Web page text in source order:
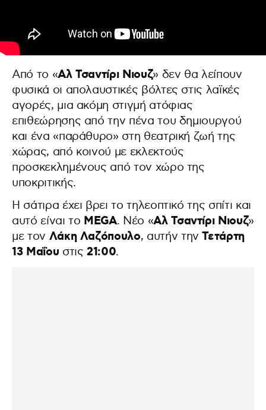
Από το «Αλ Τσαντίρι Νιουζ» δεν θα λείπουν
φυσικά οι απολαυστικές βόλτες στις λαϊκές
αγορές, μια ακόμη στιγμή ατόφιας
επιθεώρησης από την πένα του δημιουργού
και ένα «παράθυρο» στη θεατρική ζωή της
χώρας, από κοινού με εκλεκτούς
προσκεκλημένους από τον χώρο της
υποκριτικής.
Η σάτιρα έχει βρει το τηλεοπτικό της σπίτι και
αυτό είναι το MEGA. Νέο «Αλ Τσαντίρι Νιουζ»
με τον Λάκη Λαζόπουλο, αυτήν τηνΤετάρτη
13 Μαΐου στις21:00.